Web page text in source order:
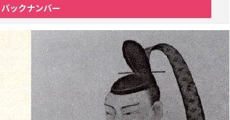
バックナンバー